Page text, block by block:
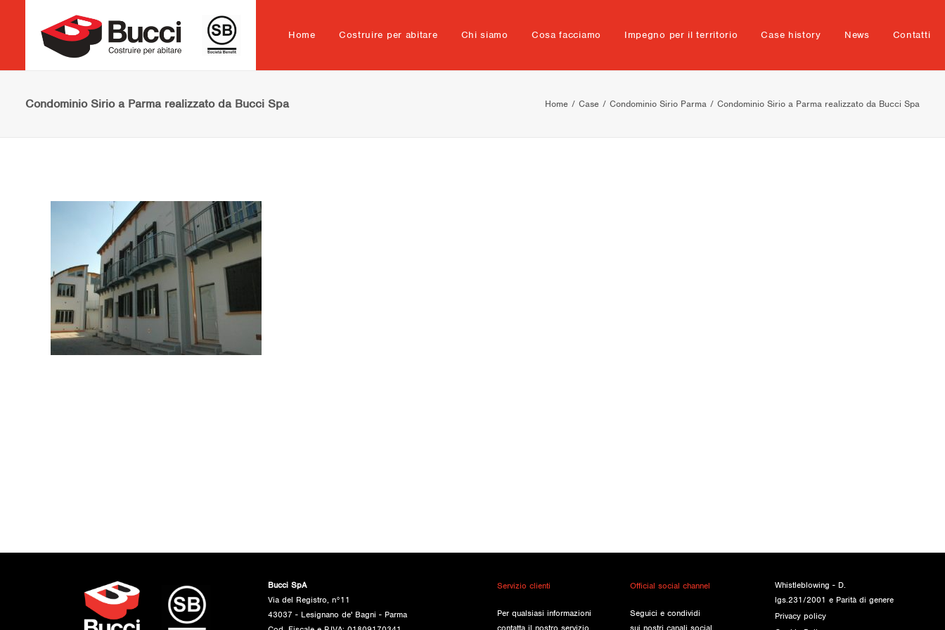
Home Costruire per abitare Chi siamo Cosa facciamo Impegno per il territorio Case history News Contatti
Condominio Sirio a Parma realizzato da Bucci Spa Home Case Condominio Sirio Parma Condominio Sirio a Parma realizzato da Bucci Spa
Bucci SpA
Via del Registro, n°11
43037 - Lesignano de' Bagni - Parma
Servizio clienti
Per qualsiasi informazioni
Official social channel
Seguici e condividi
Whistleblowing - D.
lgs.231/2001 e Parità di genere
Privacy policy